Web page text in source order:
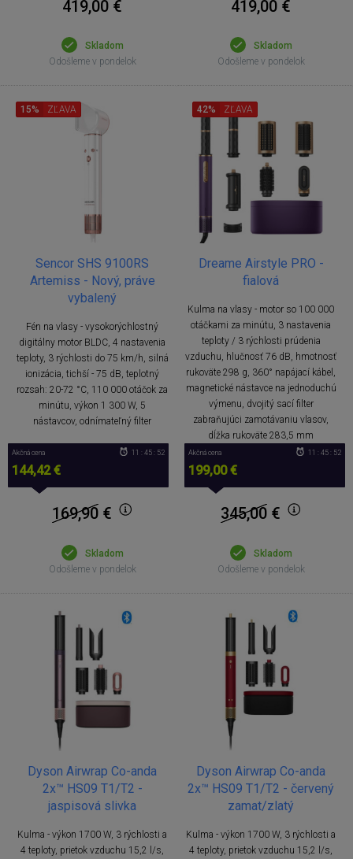
419,00 €
Skladom
Odošleme v pondelok
419,00 €
Skladom
Odošleme v pondelok
Sencor SHS 9100RS
Artemiss - Nový, práve
vybalený
Fén na vlasy - vysokorýchlostný
digitálny motor BLDC, 4 nastavenia
teploty, 3 rýchlosti do 75 km/h, silná
ionizácia, tichší - 75 dB, teplotný
rozsah: 20-72 °C, 110 000 otáčok za
minútu, výkon 1 300 W, 5
nástavcov, odnímateľný filter
15% ZĽAVA
Akčná cena
144,42 €
11 : 45 : 51
169,90 €
Skladom
Odošleme v pondelok
Dreame Airstyle PRO -
fialová
Kulma na vlasy - motor so 100 000
otáčkami za minútu, 3 nastavenia
teploty / 3 rýchlosti prúdenia
vzduchu, hlučnosť 76 dB, hmotnosť
rukoväte 298 g, 360° napájací kábel,
magnetické nástavce na jednoduchú
výmenu, dvojitý sací filter
zabraňujúci zamotávaniu vlasov,
dĺžka rukoväte 283,5 mm
42% ZĽAVA
Akčná cena
199,00 €
11 : 45 : 51
345,00 €
Skladom
Odošleme v pondelok
Dyson Airwrap Co-anda
2x™ HS09 T1/T2 -
jaspisová slivka
Kulma - výkon 1700 W, 3 rýchlosti a
4 teploty, prietok vzduchu 15,2 l/s,
Dyson Airwrap Co-anda
2x™ HS09 T1/T2 - červený
zamat/zlatý
Kulma - výkon 1700 W, 3 rýchlosti a
4 teploty, prietok vzduchu 15,2 l/s,